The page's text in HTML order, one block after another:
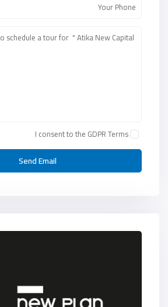
I consent to the GDPR Terms